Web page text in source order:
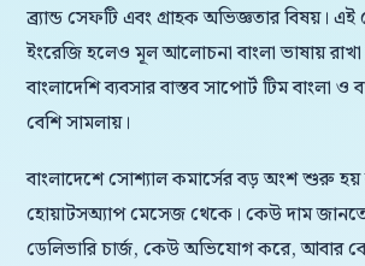
ব্র্যান্ড সেফটি এবং গ্রাহক অভিজ্ঞতার বিষয়।
ইংরেজি হলেও মূল আলোচনা বাংলা ভাষায়
বাংলাদেশি ব্যবসার বাস্তব সাপোর্ট টিম
বেশি সামলায়।
বাংলাদেশে সোশ্যাল কমার্সের বড় অংশ শুরু হয়
হোয়াটসঅ্যাপ মেসেজ থেকে। কেউ দাম
ডেলিভারি চার্জ, কেউ অভিযোগ করে, আবার